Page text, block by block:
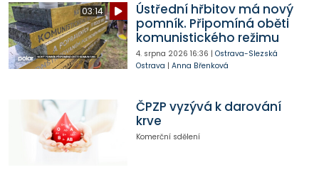
03:14
Ústřední hřbitov má nový
pomník. Připomíná oběti
komunistického režimu
4. srpna 2026 16:36 | Ostrava-Slezská
Ostrava | Anna Břenková
ČPZP vyzývá k darování
krve
Komerční sdělení